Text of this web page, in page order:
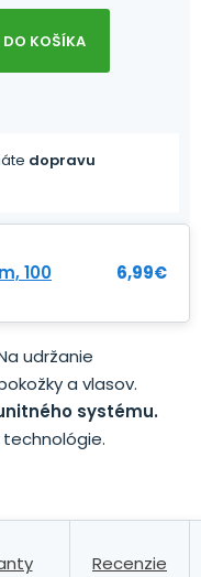
DO KOŠÍKA
dopravu
100
6,99€
udržanie
a vlasov.
systému.
Recenzie